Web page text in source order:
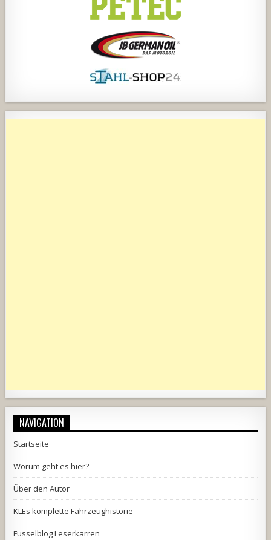
NAVIGATION
Startseite
Worum geht es hier?
Über den Autor
KLEs komplette Fahrzeughistorie
Fusselblog Leserkarren